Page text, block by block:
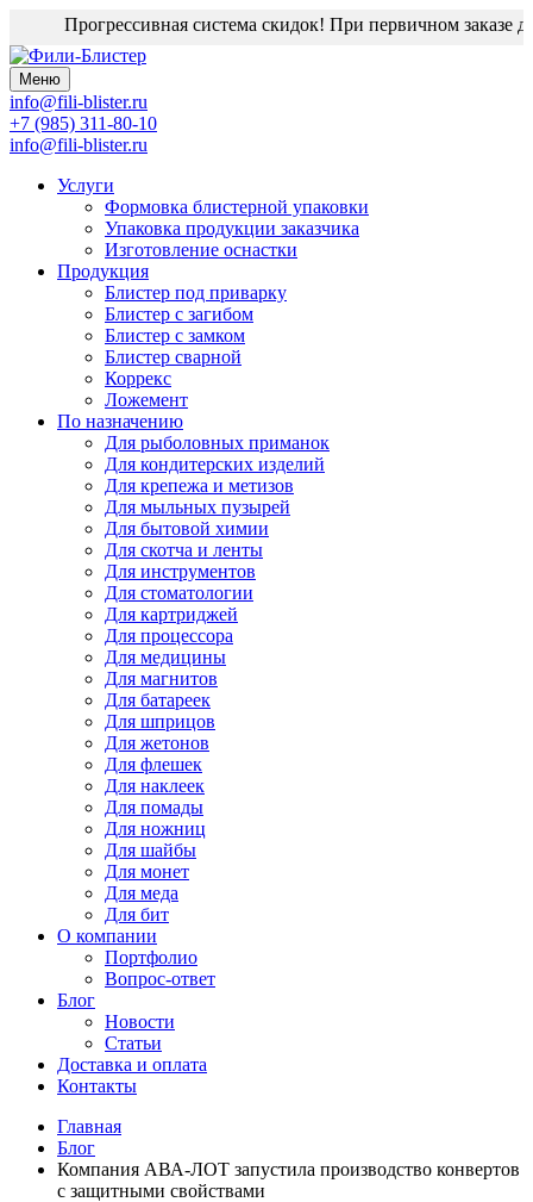
Прогрессивная система скидок! При первичном заказе дизайн-
Меню
info@fili-blister.ru
+7 (985) 311-80-10
info@fili-blister.ru
Услуги
Формовка блистерной упаковки
Упаковка продукции заказчика
Изготовление оснастки
Продукция
Блистер под приварку
Блистер с загибом
Блистер с замком
Блистер сварной
Коррекс
Ложемент
По назначению
Для рыболовных приманок
Для кондитерских изделий
Для крепежа и метизов
Для мыльных пузырей
Для бытовой химии
Для скотча и ленты
Для инструментов
Для стоматологии
Для картриджей
Для процессора
Для медицины
Для магнитов
Для батареек
Для шприцов
Для жетонов
Для флешек
Для наклеек
Для помады
Для ножниц
Для шайбы
Для монет
Для меда
Для бит
О компании
Портфолио
Вопрос-ответ
Блог
Новости
Статьи
Доставка и оплата
Контакты
Главная
Блог
Компания АВА-ЛОТ запустила производство конвертов
с защитными свойствами